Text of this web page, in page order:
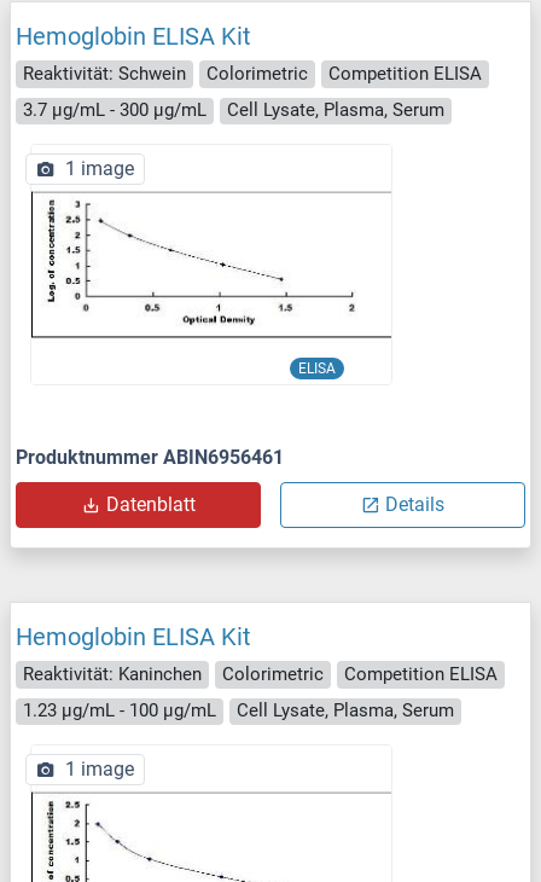
Hemoglobin ELISA Kit
Reaktivität: Schwein Colorimetric
Competition ELISA
3.7 μg/mL - 300 μg/mL
Cell Lysate, Plasma, Serum
ELISA
1 image
Produktnummer ABIN6956461
Datenblatt Details
Hemoglobin ELISA Kit
Reaktivität: Kaninchen Colorimetric
Competition ELISA
1.23 μg/mL - 100 μg/mL
Cell Lysate, Plasma, Serum
1 image